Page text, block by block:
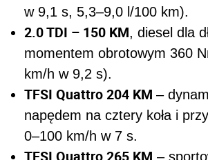
w 9,1 s, 5,3–9,0 l/100 km).
2.0 TDI – 150 KM, diesel dla
momentem obrotowym 360
km/h w 9,2 s).
TFSI Quattro 204 KM –
napędem na cztery koła i
0–100 km/h w 7 s.
TFSI Quattro 265 KM –